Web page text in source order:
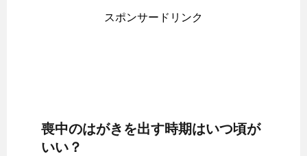
スポンサードリンク
喪中のはがきを出す時期はいつ頃が
いい？